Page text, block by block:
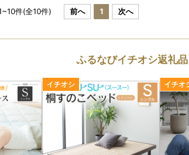
~10件(全10件) 前へ 1 次へ
ふるなびイチオシ返礼品